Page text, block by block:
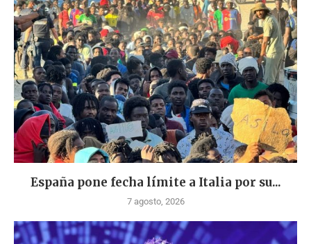
España pone fecha límite a Italia por su...
7 agosto, 2026